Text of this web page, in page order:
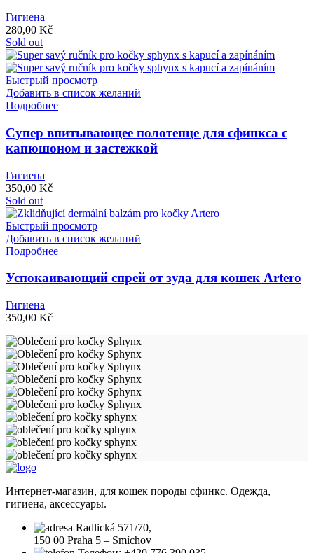
Гигиена
280,00 Kč
Sold out
Быстрый просмотр
Добавить в список желаний
Подробнее
Супер впитывающее полотенце для сфинкса с
капюшоном и застежкой
Гигиена
350,00 Kč
Sold out
Быстрый просмотр
Добавить в список желаний
Подробнее
Успокаивающий спрей от зуда для кошек Artero
Гигиена
350,00 Kč
Интернет-магазин, для кошек породы сфинкс. Одежда,
гигиена, аксессуары.
Radlická 571/70,
150 00 Praha 5 – Smíchov